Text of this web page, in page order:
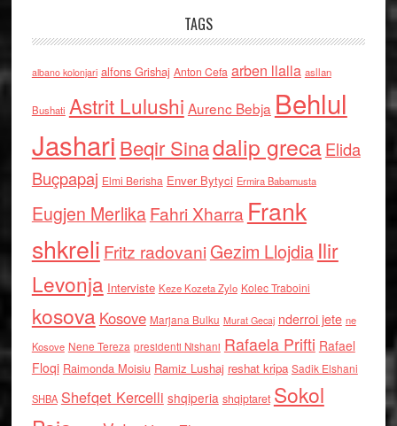
TAGS
albano kolonjari alfons Grishaj Anton Cefa arben llalla asllan
Bushati Astrit Lulushi Aurenc Bebja Behlul
Jashari Beqir Sinadalip grecaElida
Buçpapaj Elmi Berisha Enver Bytyci Ermira Babamusta
Eugjen MerlikaFahri Xharra Frank
shkreli Fritz radovaniGezim Llojdia Ilir
Levonja Interviste Keze Kozeta Zylo Kolec Traboini
kosova Kosove Marjana Bulku Murat Gecaj nderroi jete ne
Kosove Nene Tereza presidenti Nishani Rafaela Prifti Rafael
Floqi Raimonda Moisiu Ramiz Lushaj reshat kripa Sadik Elshani
SHBA Shefqet Kercelli shqiperia shqiptaret Sokol